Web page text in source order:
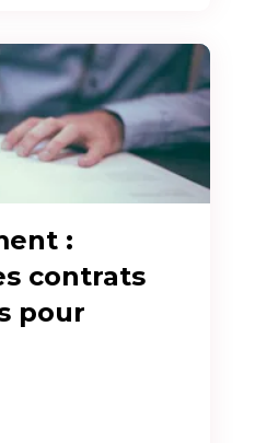
:
contrats
pour